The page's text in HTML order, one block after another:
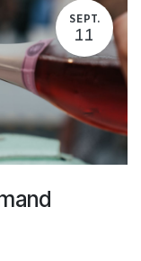
SEPT.
11